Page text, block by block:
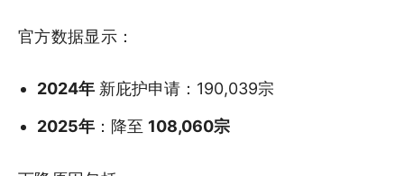
官方数据显示：
2024年 新庇护申请：190,039宗
2025年 ：降至 108,060宗